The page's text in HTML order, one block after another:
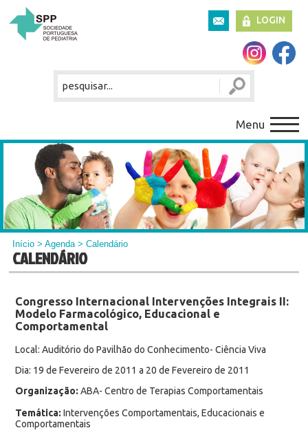
LOGIN
Menu
Início >Agenda> Calendário
CALENDÁRIO
Congresso Internacional Intervenções Integrais II:
Modelo Farmacológico, Educacional e
Comportamental
Local: Auditório do Pavilhão do Conhecimento- Ciência Viva
Dia: 19 de Fevereiro de 2011 a 20 de Fevereiro de 2011
Organização: ABA- Centro de Terapias Comportamentais
Temática: Intervenções Comportamentais, Educacionais e
Comportamentais